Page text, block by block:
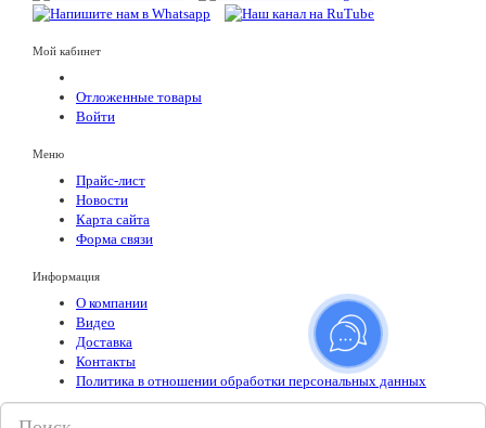
Мой кабинет
Отложенные товары
Войти
Меню
Прайс-лист
Новости
Карта сайта
Форма связи
Информация
О компании
Видео
Доставка
Контакты
Политика в отношении обработки персональных данных